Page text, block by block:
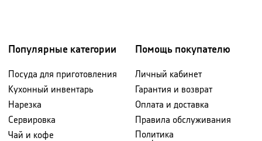
Популярные категории
Посуда для приготовления
Кухонный инвентарь
Нарезка
Сервировка
Чай и кофе
Помощь покупателю
Личный кабинет
Гарантия и возврат
Оплата и доставка
Правила обслуживания
Политика